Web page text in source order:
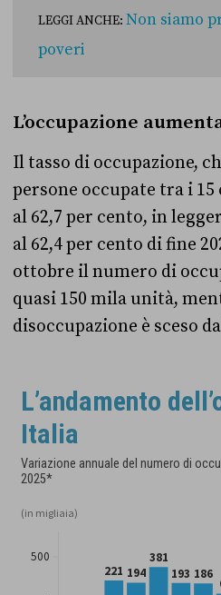
LEGGI ANCHE: Non siamo
poveri
L’occupazione
Il tasso di occupazione,
persone occupate tra i 15
al 62,7 per cento, in
al 62,4 per cento di fine
ottobre il numero di
quasi 150 mila unità,
disoccupazione è sceso